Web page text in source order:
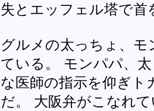
失とエッフェル塔で首
グルメの太っちょ、
ている。 モンパパ、
な医師の指示を仰ぎト
だ。 大阪弁がこなれ